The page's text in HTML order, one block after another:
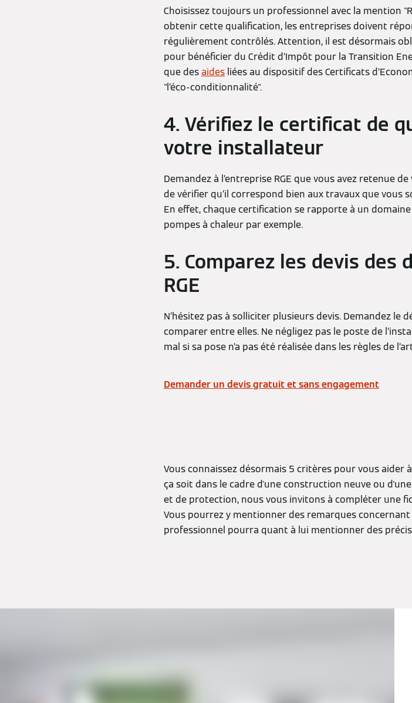
Choisissez toujours un professionnel avec la mention
obtenir cette qualification, les entreprises doivent
régulièrement contrôlés. Attention, il est désormais
pour bénéficier du Crédit d’Impôt pour la Transition
que desaides liées au dispositif des Certificats
"l’éco-conditionnalité".
4. Vérifiez le certificat de
votre installateur
Demandez à l’entreprise RGE que vous avez retenue
de vérifier qu’il correspond bien aux travaux que vous
En effet, chaque certification se rapporte à un
pompes à chaleur par exemple.
5. Comparez les devis
RGE
N’hésitez pas à solliciter plusieurs devis. Demandez
comparer entre elles. Ne négligez pas le poste de
mal si sa pose n’a pas été réalisée dans les règles de
Demander un devis gratuit et sans engagement
Vous connaissez désormais 5 critères pour vous aider
ça soit dans le cadre d'une construction neuve ou d'une
et de protection, nous vous invitons à compléter une
Vous pourrez y mentionner des remarques
professionnel pourra quant à lui mentionner des